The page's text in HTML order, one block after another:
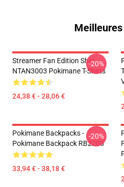
Streamer Fan Edition Shirt
NTAN3003 Pokimane T-Shirts
24,38 € - 28,06 €
-20%
Pokimane Backpacks -
Pokimane Backpack RB2205
33,94 € - 38,18 €
-20%